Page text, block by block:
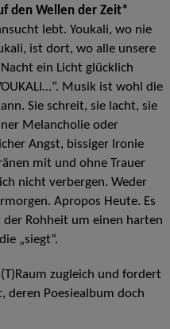
den Wellen der Zeit*
lebt. Youkali, wo nie
ist dort, wo alle unsere
ein Licht glücklich
Musik ist wohl die
Sie schreit, sie lacht, sie
Melancholie oder
Angst, bissiger Ironie
mit und ohne Trauer
nicht verbergen. Weder
Apropos Heute. Es
Rohheit um einen harten
„siegt“.
zugleich und fordert
deren Poesiealbum doch